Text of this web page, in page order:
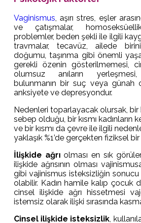
Vaginismus, aşırı stres, eşler
ve çatışmalar,
problemler, beden şekli ile ilgili
travmalar, tecavüz, ailede
doğumu, taşınma gibi önemli
gerekli özenin gösterilmemesi,
olumsuz anıların
bulunmanın bir suç veya günah
anksiyete ve depresyondur.
Nedenleri toparlayacak olursak, bir
sebep olduğu, bir kısmı kadınların
ve bir kısmı da çevre ile ilgili
yaklaşık %1’de gerçekten fiziksel
İlişkide ağrıolması en sık
ilişkide ağrısının olması
gibi vajinismus isteksizliğin
olabilir. Kadın hamile kalıp çocuk
cinsel ilişkide ağrı hissetmesi
istemsiz olarak ilişki sırasında
Cinsel ilişkide isteksizlik,